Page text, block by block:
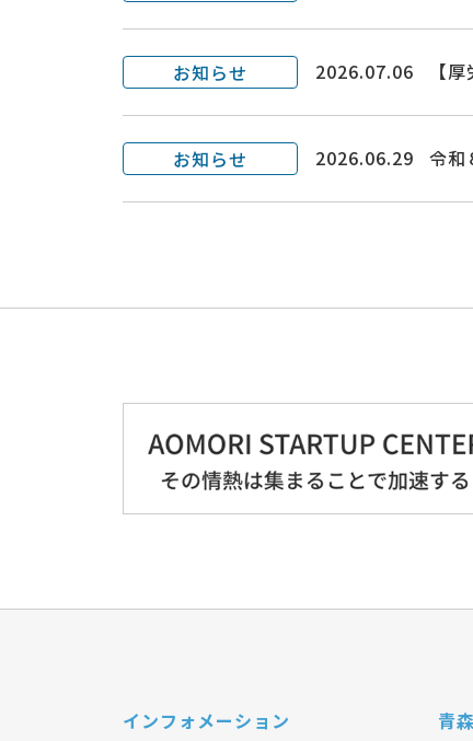
お知らせ 2026.07.06 【
お知らせ 2026.06.29 令和
インフォメーション 青